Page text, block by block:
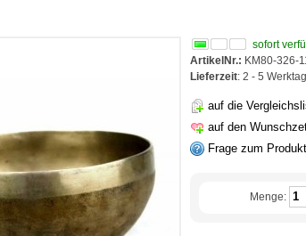
sofort
ArtikelNr.: KM80-326-
Lieferzeit: 2 - 5
auf die
auf den
Frage zum Produkt
Menge: